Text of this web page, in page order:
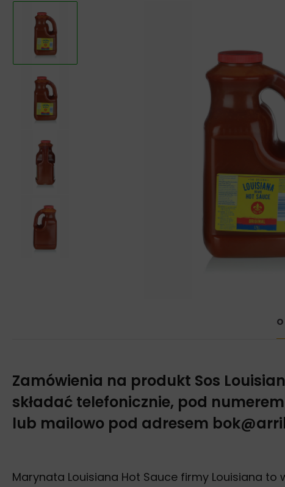
Zamówienia na produkt Sos
składać telefonicznie, pod numerem
lub mailowo pod adresem
Marynata Louisiana Hot Sauce firmy Louisiana to